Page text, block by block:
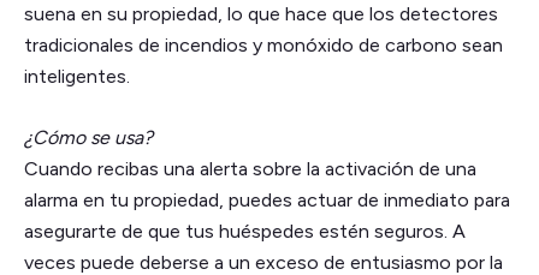
suena en su propiedad, lo que hace que los detectores
tradicionales de incendios y monóxido de carbono sean
inteligentes.
¿Cómo se usa?
Cuando recibas una alerta sobre la activación de una
alarma en tu propiedad, puedes actuar de inmediato para
asegurarte de que tus huéspedes estén seguros. A
veces puede deberse a un exceso de entusiasmo por la